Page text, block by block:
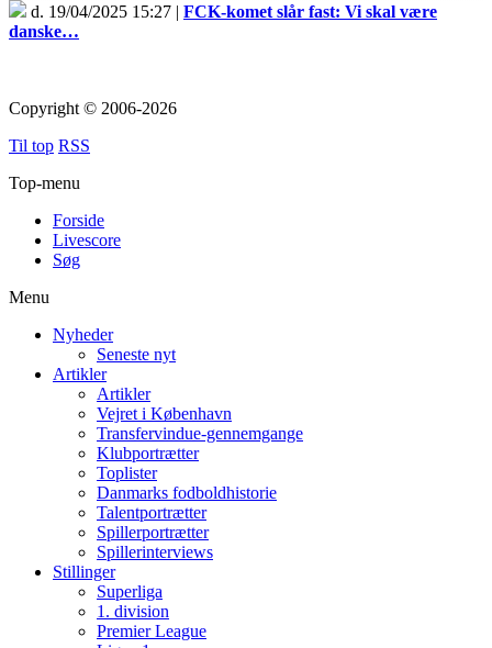
d. 19/04/2025 15:27 | FCK-komet slår fast: Vi skal være
danske…
Copyright © 2006-2026
Til top RSS
Top-menu
Forside
Livescore
Søg
Menu
Nyheder
Seneste nyt
Artikler
Artikler
Vejret i København
Transfervindue-gennemgange
Klubportrætter
Toplister
Danmarks fodboldhistorie
Talentportrætter
Spillerportrætter
Spillerinterviews
Stillinger
Superliga
1. division
Premier League